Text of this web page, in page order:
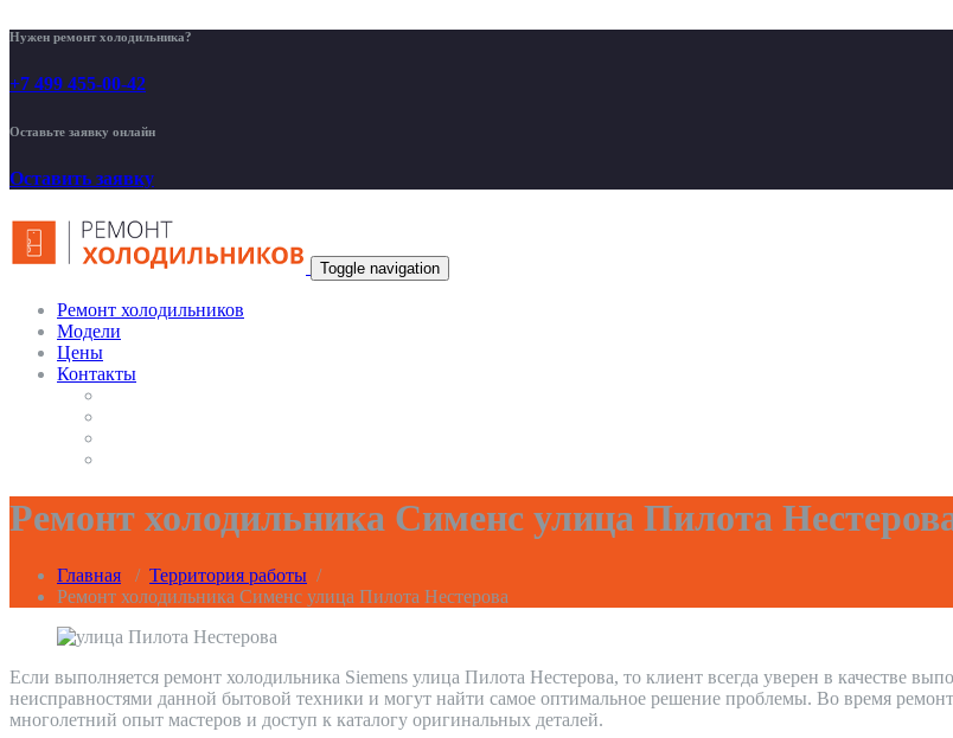
Нужен ремонт холодильника?
+7 499 455-00-42
Оставьте заявку онлайн
Оставить заявку
Toggle navigation
Ремонт холодильников
Модели
Цены
Контакты
Ремонт холодильника Сименс улица Пилота
Главная / Территория работы /
Ремонт холодильника Сименс улица Пилота Нестерова
Если выполняется ремонт холодильника Siemens улица Пилота Нестерова, то клиент всегда уверен в качестве
неисправностями данной бытовой техники и могут найти самое оптимальное решение проблемы. Во время
многолетний опыт мастеров и доступ к каталогу оригинальных деталей.